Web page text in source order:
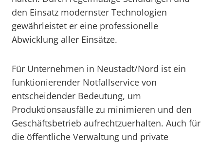
den Einsatz modernster Technologien
gewährleistet er eine professionelle
Abwicklung aller Einsätze.
Für Unternehmen in Neustadt/Nord ist ein
funktionierender Notfallservice von
entscheidender Bedeutung, um
Produktionsausfälle zu minimieren und den
Geschäftsbetrieb aufrechtzuerhalten. Auch für
die öffentliche Verwaltung und private